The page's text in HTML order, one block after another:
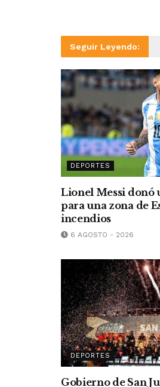
Seguir Leyendo:
DEPORTES
Lionel Messi donó
para una zona de
incendios
6 AGOSTO - 2026
DEPORTES
Gobierno de San